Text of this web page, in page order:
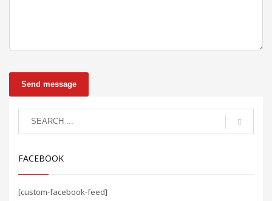
Send message
FACEBOOK
[custom-facebook-feed]